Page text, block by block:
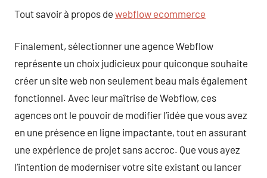
Tout savoir à propos de webflow ecommerce
Finalement, sélectionner une agence Webflow
représente un choix judicieux pour quiconque souhaite
créer un site web non seulement beau mais également
fonctionnel. Avec leur maîtrise de Webflow, ces
agences ont le pouvoir de modifier l’idée que vous avez
en une présence en ligne impactante, tout en assurant
une expérience de projet sans accroc. Que vous ayez
l’intention de moderniser votre site existant ou lancer